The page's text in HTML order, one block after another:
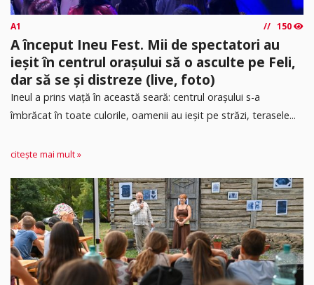
A1 150
A început Ineu Fest. Mii de spectatori au
ieșit în centrul orașului să o asculte pe Feli,
dar să se și distreze (live, foto)
Ineul a prins viață în această seară: centrul orașului s-a
îmbrăcat în toate culorile, oamenii au ieșit pe străzi, terasele...
citește mai mult »